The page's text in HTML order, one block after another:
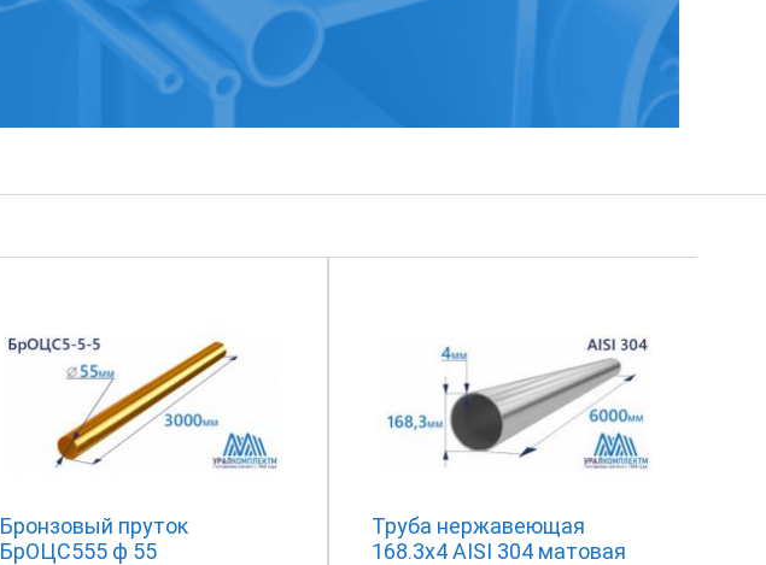
Бронзовый пруток
БрОЦС555 ф 55
Труба нержавеющая
168.3х4 AISI 304 матовая